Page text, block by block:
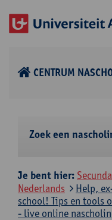
CENTRUM
Zoek een
Je bent hier:
Nederlands
Help,
school! Tips en tools
- live online